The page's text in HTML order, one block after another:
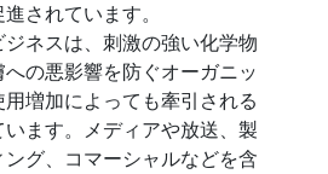
されています。
ジネスは、刺激の強い化学物
の悪影響を防ぐオーガニッ
用増加によっても牽引される
います。メディアや放送、製
グ、コマーシャルなどを含